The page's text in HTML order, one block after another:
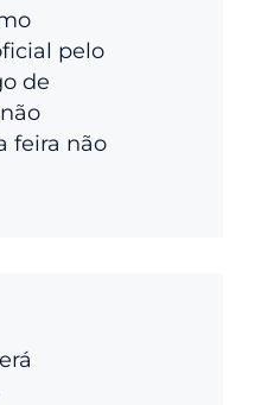
pelo
de
feira não